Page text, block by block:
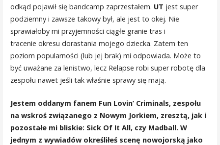
odkąd pojawił się bandcamp zaprzestałem. UT jest super
podziemny i zawsze takowy był, ale jest to okej. Nie
sprawiałoby mi przyjemności ciągłe granie tras i
tracenie okresu dorastania mojego dziecka. Zatem ten
poziom popularności (lub jej brak) mi odpowiada. Może to
być uważane za lenistwo, lecz Relapse robi super robotę dla
zespołu nawet jeśli tak właśnie sprawy się mają.
Jestem oddanym fanem Fun Lovin’ Criminals, zespołu
na wskroś związanego z Nowym Jorkiem, zresztą, jak i
pozostałe mi bliskie: Sick Of It All, czy Madball. W
jednym z wywiadów określiłeś scenę nowojorską jako